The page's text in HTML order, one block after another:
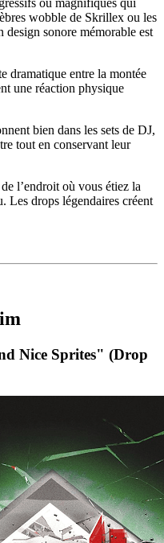
wobble de Skrillex ou les
sonore mémorable est
dramatique entre la montée
une réaction physique
bien dans les sets de DJ,
tout en conservant leur
l’endroit où vous étiez la
Les drops légendaires créent
Nice Sprites" (Drop